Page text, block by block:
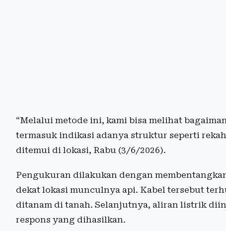
“Melalui metode ini, kami bisa melihat
termasuk indikasi adanya struktur seperti
ditemui di lokasi, Rabu (3/6/2026).
Pengukuran dilakukan dengan
dekat lokasi munculnya api. Kabel tersebut
ditanam di tanah. Selanjutnya, aliran listrik
respons yang dihasilkan.